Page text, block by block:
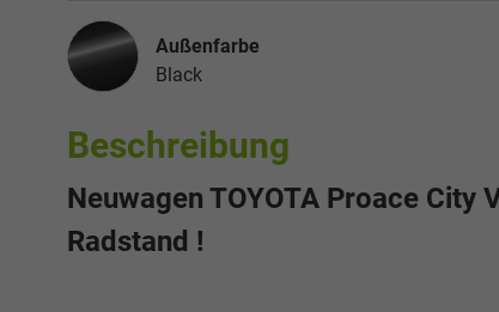
Außenfarbe
Black
Beschreibung
Neuwagen TOYOTA Proace City
Radstand !